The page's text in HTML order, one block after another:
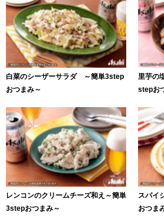
白菜のシーザーサラダ ～簡単3step
おつまみ～
里芋の
stepお
レンコンのクリームチーズ和え～簡単
3stepおつまみ～
スパイ
おつま